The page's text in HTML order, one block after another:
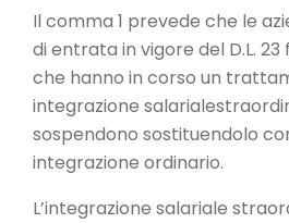
Il comma 1 prevede che le
di entrata in vigore del D.L. 23
che hanno in corso un
integrazione
sospendono sostituendolo
integrazione ordinario.
L’integrazione salariale